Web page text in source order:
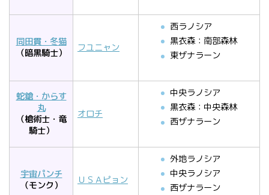
同田貫・冬猫
（暗黒騎士）
フユニャン
西ラノシア
黒衣森：南部森林
東ザナラーン
蛇鎗・からす
丸
（槍術士・竜
騎士）
オロチ
中央ラノシア
黒衣森：中央森林
西ザナラーン
宇宙パンチ
（モンク）
ＵＳＡピョン
外地ラノシア
中央ラノシア
西ザナラーン